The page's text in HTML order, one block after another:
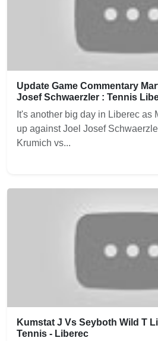
Update Game Commentary
Josef Schwaerzler : Tennis
It's another big day in Liberec as
up against Joel Josef
Krumich vs...
Kumstat J Vs Seyboth Wild T
Tennis - Liberec